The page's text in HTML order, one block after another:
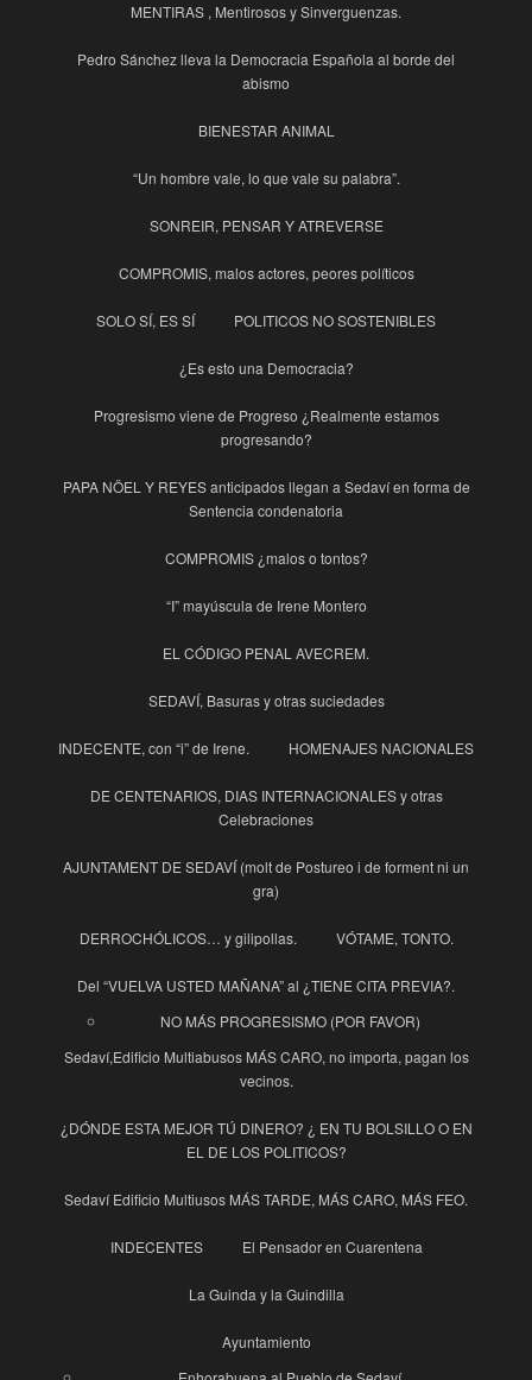
MENTIRAS , Mentirosos y Sinverguenzas.
Pedro Sánchez lleva la Democracia Española al borde del
abismo
BIENESTAR ANIMAL
“Un hombre vale, lo que vale su palabra”.
SONREIR, PENSAR Y ATREVERSE
COMPROMIS, malos actores, peores políticos
SOLO SÍ, ES SÍ POLITICOS NO SOSTENIBLES
¿Es esto una Democracia?
Progresismo viene de Progreso ¿Realmente estamos
progresando?
PAPA NÖEL Y REYES anticipados llegan a Sedaví en forma de
Sentencia condenatoria
COMPROMIS ¿malos o tontos?
“I” mayúscula de Irene Montero
EL CÓDIGO PENAL AVECREM.
SEDAVÍ, Basuras y otras suciedades
INDECENTE, con “i” de Irene. HOMENAJES NACIONALES
DE CENTENARIOS, DIAS INTERNACIONALES y otras
Celebraciones
AJUNTAMENT DE SEDAVÍ (molt de Postureo i de forment ni un
gra)
DERROCHÓLICOS… y gilipollas. VÓTAME, TONTO.
Del “VUELVA USTED MAÑANA” al ¿TIENE CITA PREVIA?.
NO MÁS PROGRESISMO (POR FAVOR)
Sedaví,Edificio Multiabusos MÁS CARO, no importa, pagan los
vecinos.
¿DÓNDE ESTA MEJOR TÚ DINERO? ¿ EN TU BOLSILLO O EN
EL DE LOS POLITICOS?
Sedaví Edificio Multiusos MÁS TARDE, MÁS CARO, MÁS FEO.
INDECENTES El Pensador en Cuarentena
La Guinda y la Guindilla
Ayuntamiento